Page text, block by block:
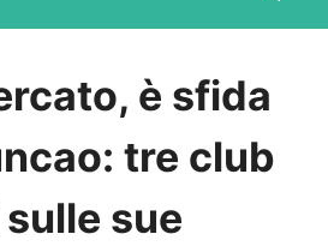
è sfida
tre club
sue